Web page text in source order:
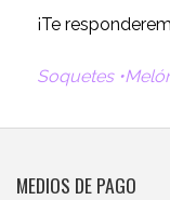
¡Te
Soquetes
MEDIOS DE PAGO